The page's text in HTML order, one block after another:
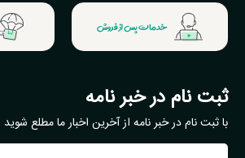
خدمات پس از فروش
ثبت نام در خبر نامه
با ثبت نام در خبر نامه از آخرین اخبار ما مطلع شوید